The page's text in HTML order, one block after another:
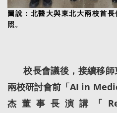
圖說：北醫大與東北大兩校首
照。
校長會議後，接續移師
兩校研討會前「AI in
杰董事長演講「